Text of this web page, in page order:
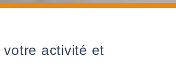
activité et